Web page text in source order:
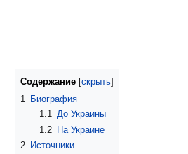
Содержание
1 Биография
1.1 До Украины
1.2
На Украине
2 Источники